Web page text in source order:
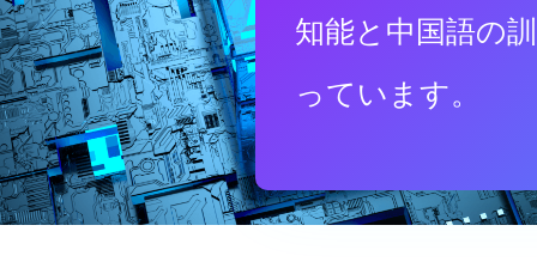
知能と中国語の
っています。